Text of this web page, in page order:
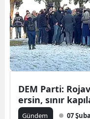
DEM Parti:
ersin, sınır
Gündem 07